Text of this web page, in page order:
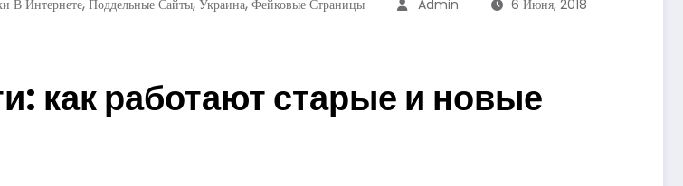
В Интернете Поддельные Сайты Украина Фейковые Страницы Admin 6 Июня, 2018
как работают старые и новые